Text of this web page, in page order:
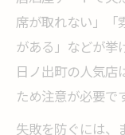
席が取れない」「
がある」などが挙
日ノ出町の人気店
ため注意が必要で
失敗を防ぐには、